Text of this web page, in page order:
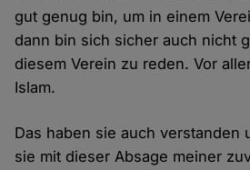
gut genug bin, um in einem
dann bin sich sicher auch nicht
diesem Verein zu reden. Vor
Islam.
Das haben sie auch verstanden
sie mit dieser Absage meiner